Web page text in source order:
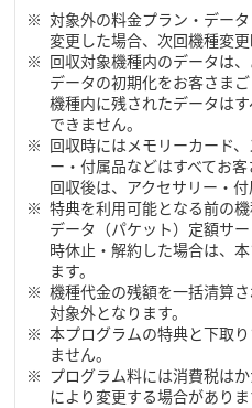
対象外の料金プラン・デー
変更した場合、次回機種変
回収対象機種内のデータは
データの初期化をお客さま
機種内に残されたデータは
できません。
回収時にはメモリーカード
ー・付属品などはすべてお
回収後は、アクセサリー・付
特典を利用可能となる前の
データ（パケット）定額サ
時休止・解約した場合は、
ます。
機種代金の残額を一括清算
対象外となります。
本プログラムの特典と下取
ません。
プログラム料には消費税は
により変更する場合がありま